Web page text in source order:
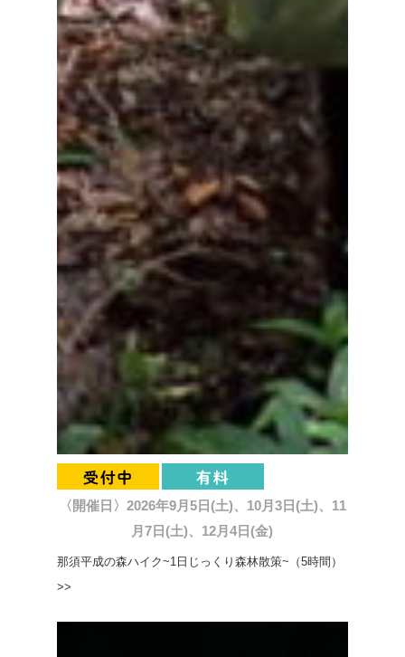
〈開催日〉2026年9月5日(土)、10月3日(土)、11
月7日(土)、12月4日(金)
那須平成の森ハイク~1日じっくり森林散策~（5時間）
>>